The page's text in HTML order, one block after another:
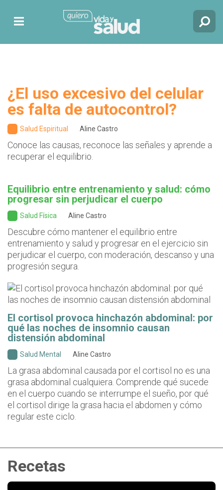
¿El uso excesivo del celular
es falta de autocontrol?
Salud Espiritual Aline Castro
Conoce las causas, reconoce las señales y aprende a
recuperar el equilibrio.
Equilibrio entre entrenamiento y salud: cómo
progresar sin perjudicar el cuerpo
Salud Física Aline Castro
Descubre cómo mantener el equilibrio entre
entrenamiento y salud y progresar en el ejercicio sin
perjudicar el cuerpo, con moderación, descanso y una
progresión segura.
El cortisol provoca hinchazón abdominal: por
qué las noches de insomnio causan
distensión abdominal
Salud Mental Aline Castro
La grasa abdominal causada por el cortisol no es una
grasa abdominal cualquiera. Comprende qué sucede
en el cuerpo cuando se interrumpe el sueño, por qué
el cortisol dirige la grasa hacia el abdomen y cómo
regular este ciclo.
Recetas